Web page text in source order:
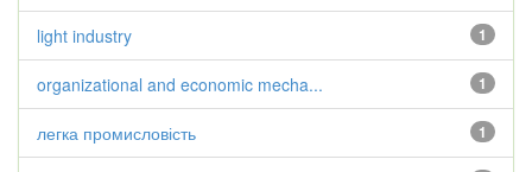
1
light industry
1
organizational and economic mecha...
1
легка промисловість